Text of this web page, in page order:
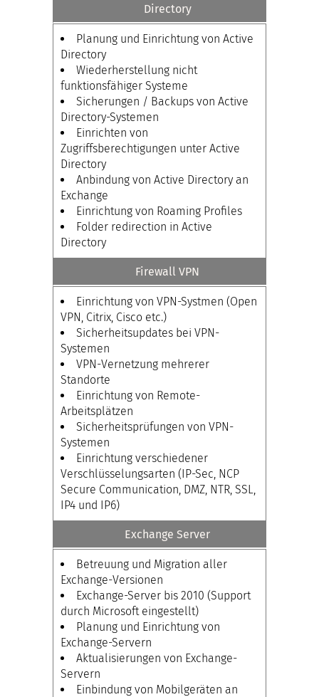
Directory
Planung und Einrichtung von Active
Directory
Wiederherstellung nicht
funktionsfähiger Systeme
Sicherungen / Backups von Active
Directory-Systemen
Einrichten von
Zugriffsberechtigungen unter Active
Directory
Anbindung von Active Directory an
Exchange
Einrichtung von Roaming Profiles
Folder redirection in Active
Directory
Firewall VPN
Einrichtung von VPN-Systmen (Open
VPN, Citrix, Cisco etc.)
Sicherheitsupdates bei VPN-
Systemen
VPN-Vernetzung mehrerer
Standorte
Einrichtung von Remote-
Arbeitsplätzen
Sicherheitsprüfungen von VPN-
Systemen
Einrichtung verschiedener
Verschlüsselungsarten (IP-Sec, NCP
Secure Communication, DMZ, NTR, SSL,
IP4 und IP6)
Exchange Server
Betreuung und Migration aller
Exchange-Versionen
Exchange-Server bis 2010 (Support
durch Microsoft eingestellt)
Planung und Einrichtung von
Exchange-Servern
Aktualisierungen von Exchange-
Servern
Einbindung von Mobilgeräten an